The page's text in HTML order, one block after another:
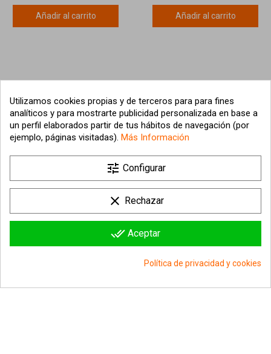
Añadir al carrito Añadir al carrito
Información sobre la tienda 
Utilizamos cookies propias y de terceros para para fines
analíticos y para mostrarte publicidad personalizada en base a
un perfil elaborados partir de tus hábitos de navegación (por
ejemplo, páginas visitadas). Más Información
tune Configurar
clear Rechazar
done_all Aceptar
Política de privacidad y cookies